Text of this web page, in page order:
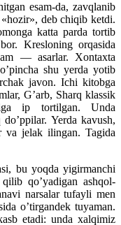
esam-da, zavqlanib
deb chiqib ketdi.
katta parda tortib
Kresloning orqasida
— asarlar. Xontaxta
shu yerda yotib
javon. Ichi kitobga
G’arb, Sharq klassik
ip tortilgan. Unda
Yerda kavush,
va jelak ilingan. Tagida
bu yoqda yigirmanchi
qo’yadigan ashqol-
narsalar tufayli men
o’tirgandek tuyaman.
etadi: unda xalqimiz